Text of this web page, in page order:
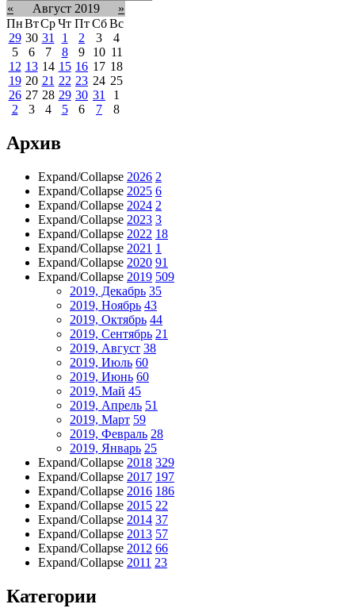
«
Август 2019
»
ПнВтСрЧт Пт Сб Вс
29 30 31 1 2 3
4
5
6 7 8 9 10 11
12 13 14 15 16 17 18
19 20 21 22 23 24 25
26 27 28 29 30 31
1
2
3 4 5 6 7 8
Архив
Expand/Collapse 2026 2
Expand/Collapse 2025 6
Expand/Collapse 2024 2
Expand/Collapse 2023 3
Expand/Collapse 2022 18
Expand/Collapse 2021 1
Expand/Collapse 2020 91
Expand/Collapse 2019 509
2019, Декабрь 35
2019, Ноябрь 43
2019, Октябрь 44
2019, Сентябрь 21
2019, Август 38
2019, Июль 60
2019, Июнь 60
2019, Май 45
2019, Апрель 51
2019, Март 59
2019, Февраль 28
2019, Январь 25
Expand/Collapse 2018 329
Expand/Collapse 2017 197
Expand/Collapse 2016 186
Expand/Collapse 2015 22
Expand/Collapse 2014 37
Expand/Collapse 2013 57
Expand/Collapse 2012 66
Expand/Collapse 2011 23
Категории